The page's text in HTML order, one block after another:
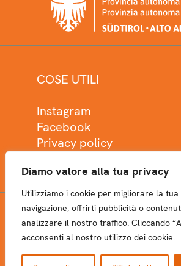
Diamo valore alla tua privacy
Utilizziamo i cookie per migliorare la
navigazione, offrirti pubblicità o
analizzare il nostro traffico. Cliccando
acconsenti al nostro utilizzo dei cookie.
COSE UTILI
Instagram
Facebook
Privacy policy
NEWSLETTER